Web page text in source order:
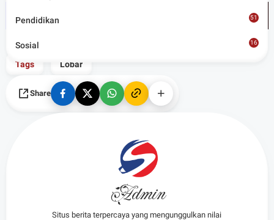
Tags Lobar
Share
Admin
Situs berita terpercaya yang mengunggulkan nilai
Pendidikan 51
Sosial
16